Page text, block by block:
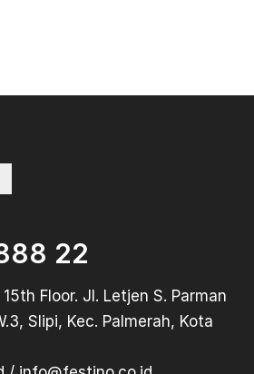
22
Floor. Jl. Letjen S. Parman
Slipi, Kec. Palmerah, Kota